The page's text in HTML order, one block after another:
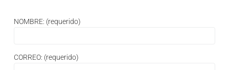
NOMBRE: (requerido)
CORREO: (requerido)